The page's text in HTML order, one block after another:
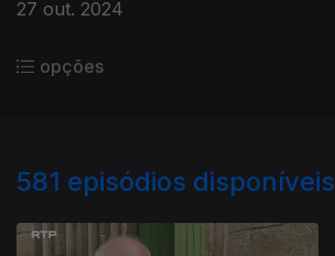
27 out. 2024
opções
581 episódios disponíveis